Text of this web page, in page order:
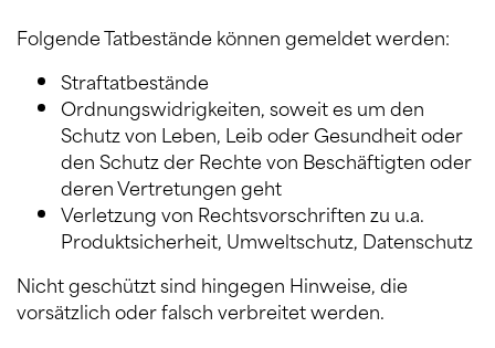
Folgende Tatbestände können gemeldet werden:
Straftatbestände
Ordnungswidrigkeiten, soweit es um den
Schutz von Leben, Leib oder Gesundheit oder
den Schutz der Rechte von Beschäftigten oder
deren Vertretungen geht
Verletzung von Rechtsvorschriften zu u.a.
Produktsicherheit, Umweltschutz, Datenschutz
Nicht geschützt sind hingegen Hinweise, die
vorsätzlich oder falsch verbreitet werden.